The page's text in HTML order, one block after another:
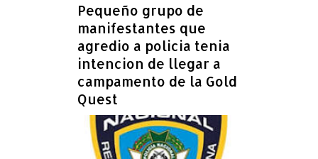
Pequeño grupo de
manifestantes que
agredio a policia tenia
intencion de llegar a
campamento de la Gold
Quest